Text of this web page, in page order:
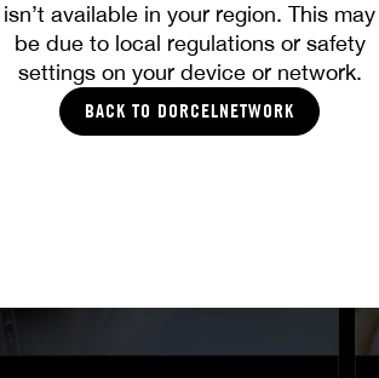
isn’t available in your region. This may
be due to local regulations or safety
settings on your device or network.
BACK TO DORCELNETWORK
assumés
KAPRI|ADDISON VODKA